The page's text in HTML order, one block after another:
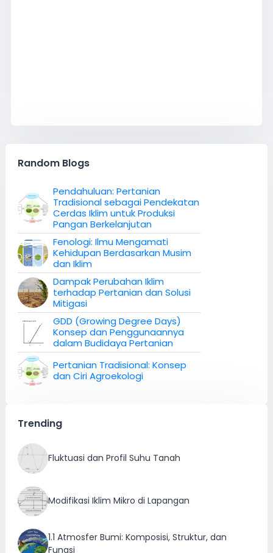
Random Blogs
Pendahuluan: Pertanian
Tradisional sebagai Pendekatan
Cerdas Iklim untuk Produksi
Pangan Berkelanjutan
Fenologi: Ilmu Mengamati
Kehidupan Berdasarkan Musim
dan Iklim
Dampak Perubahan Iklim
terhadap Pertanian dan Solusi
Mitigasi
GDD (Growing Degree Days)
Konsep dan Penggunaannya
dalam Budidaya Pertanian
Pertanian Tradisional: Konsep
dan Ciri Agroekologi
Trending
Fluktuasi dan Profil Suhu Tanah
Modifikasi Iklim Mikro di Lapangan
1.1 Atmosfer Bumi: Komposisi, Struktur, dan
Fungsi